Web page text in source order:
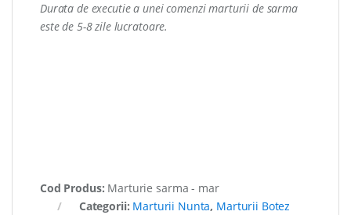
Durata de executie a unei comenzi marturii de sarma
este de 5-8 zile lucratoare.
Cod Produs: Marturie sarma - mar
Categorii: Marturii Nunta, Marturii Botez